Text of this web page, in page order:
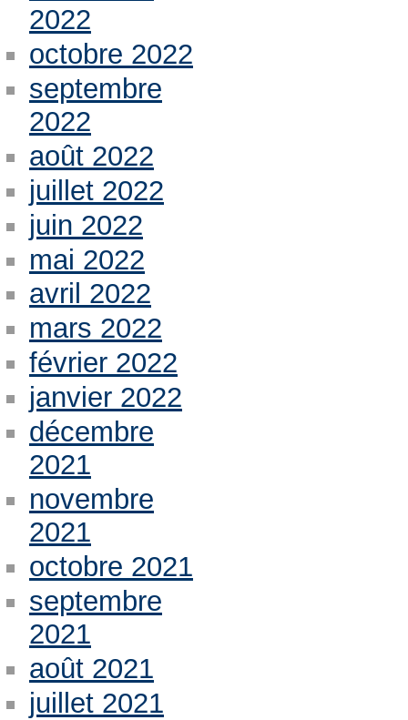
2022
octobre 2022
septembre
2022
août 2022
juillet 2022
juin 2022
mai 2022
avril 2022
mars 2022
février 2022
janvier 2022
décembre
2021
novembre
2021
octobre 2021
septembre
2021
août 2021
juillet 2021